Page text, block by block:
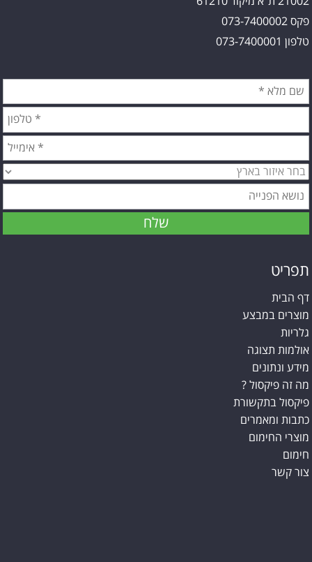
פקס 073-7400002
טלפון 073-7400001
תפריט
דף הבית
מוצרים במבצע
גלריות
אולמות תצוגה
מידע ונתונים
מה זה פיקסול ?
פיקסול בתקשורת
כתבות ומאמרים
מוצרי החימום
חימום
צור קשר